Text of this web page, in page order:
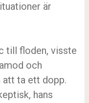
är
till floden, visste
och
ta ett dopp.
hans